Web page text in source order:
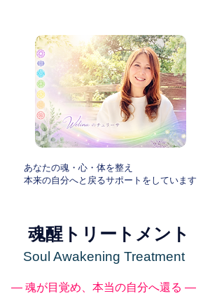
あなたの魂・心・体を整え
​本来の自分へと戻るサポートをしています
魂醒トリートメント
Soul Awakening Treatment
― 魂が目覚め、本当の自分へ還る ―